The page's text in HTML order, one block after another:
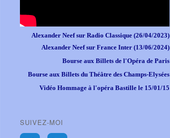
Alexander Neef sur Radio Classique (26/04/2023)
Alexander Neef sur France Inter (13/06/2024)
Bourse aux Billets de l'Opéra de Paris
Bourse aux Billets du Théâtre des Champs-Elysées
Vidéo Hommage à l'opéra Bastille le 15/01/15
SUIVEZ-MOI